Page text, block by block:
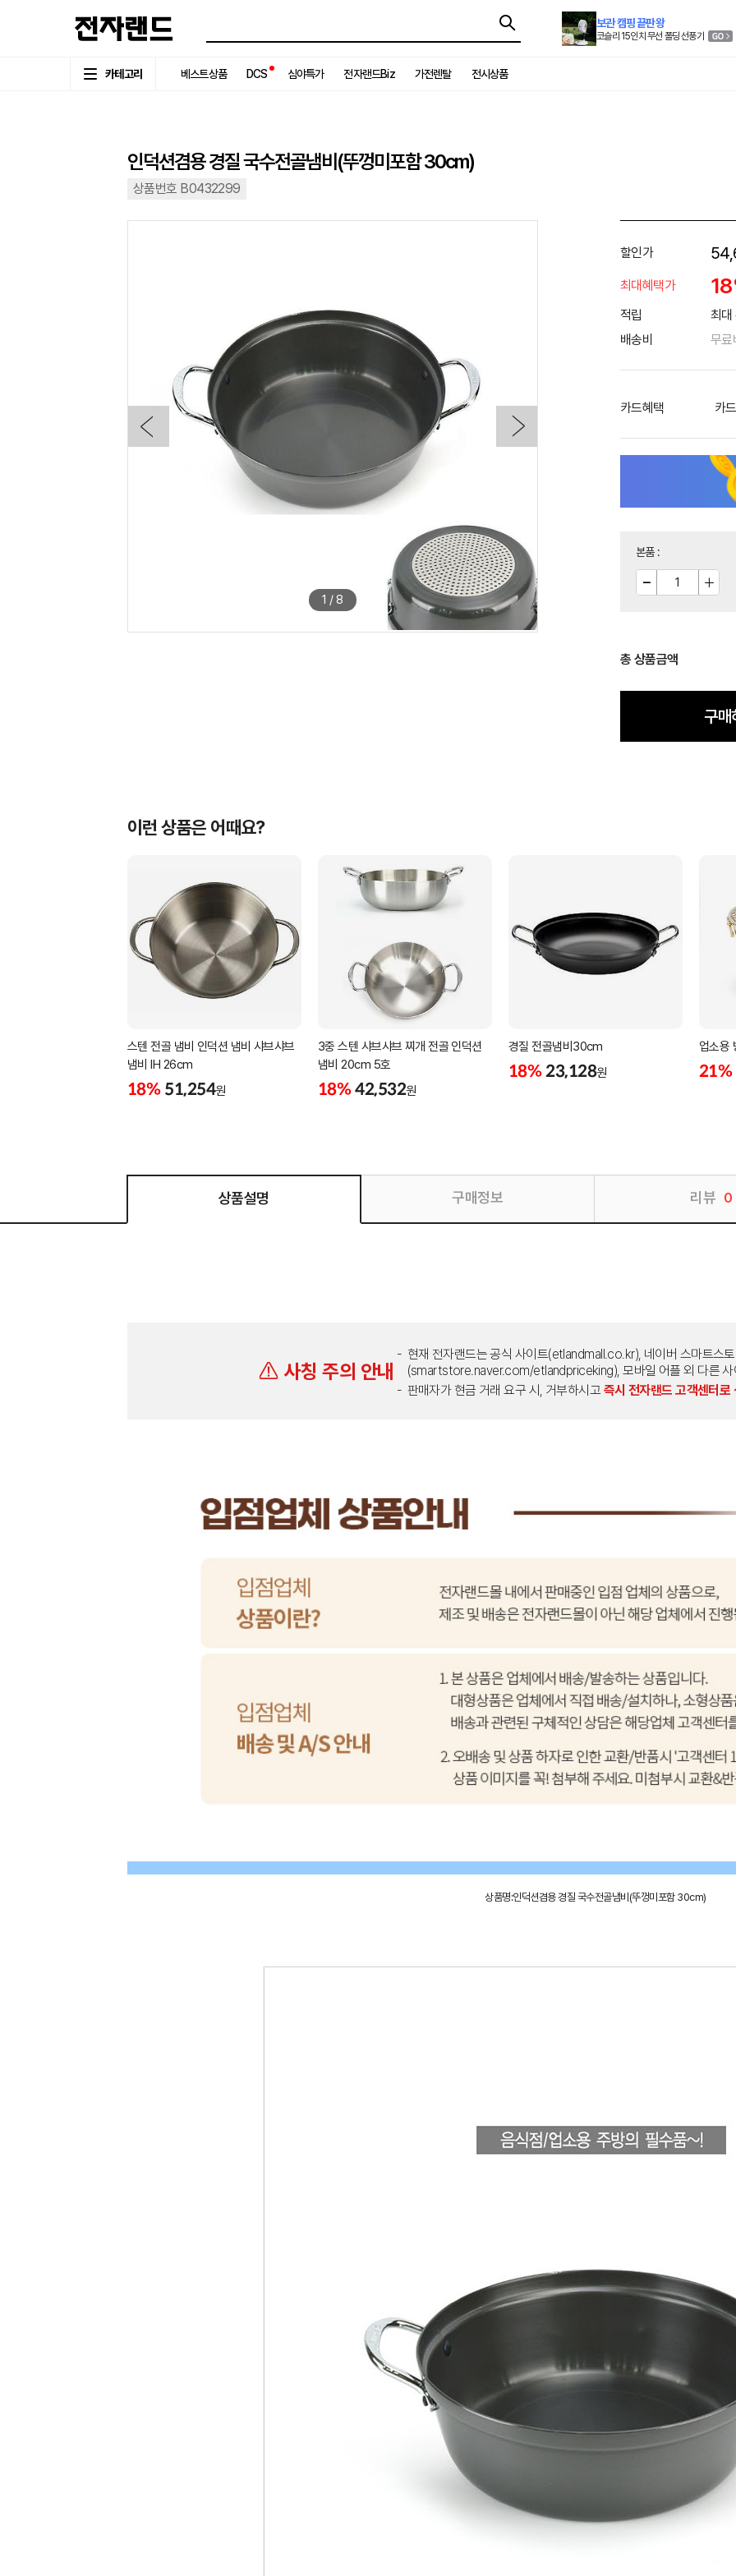
보관 캠핑 끝판왕
코슬리 15인치 무선 폴딩 선풍기
카테고리 베스트상품 DCS 심야특가 전자랜드Biz 가전렌탈 전시상품
인덕션겸용 경질 국수전골냄비(뚜껑미포함 30cm)
상품번호 B0432299
1 /8
할인가
최대혜택가
적립
최
배송비
무료
카드혜택 카
본품:
총 상품금액
구매
이런 상품은 어때요?
스텐 전골 냄비 인덕션 냄비 샤브샤브
냄비 IH 26cm
18% 51,254원
3중 스텐 샤브샤브 찌개 전골 인덕션
냄비 20cm 5호
18% 42,532원
경질 전골냄비30cm
18% 23,128원
업소용
21%
상품설명 구매정보 리뷰 0
사칭 주의 안내
현재 전자랜드는 공식 사이트(etlandmall.co.kr), 네이버 스마트스
(smartstore.naver.com/etlandpriceking), 모바일 어플 외 다른 사
판매자가 현금 거래 요구 시, 거부하시고 즉시 전자랜드 고객센터로
상품명:인덕션겸용 경질 국수전골냄비(뚜껑미포함 30cm)